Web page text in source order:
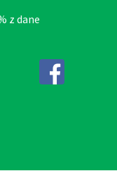
z dane